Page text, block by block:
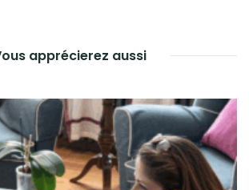
apprécierez aussi